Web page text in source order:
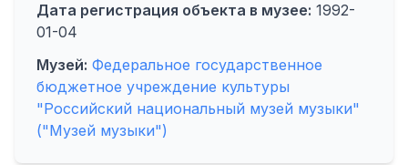
Дата регистрация объекта в музее: 1992-
01-04
Музей: Федеральное государственное
бюджетное учреждение культуры
"Российский национальный музей музыки"
("Музей музыки")